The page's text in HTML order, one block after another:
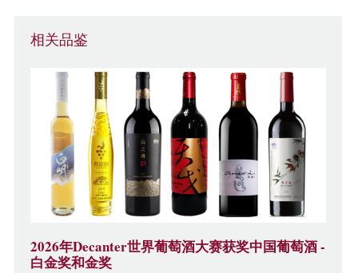
相关品鉴
2026年Decanter世界葡萄酒大赛获奖中国葡萄酒 -
白金奖和金奖